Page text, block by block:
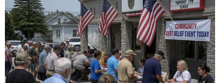
Fitch Ratings hạ mức tín nhiệm nợ công
của Anh xuống mức AA-
28/03/2020 12:50